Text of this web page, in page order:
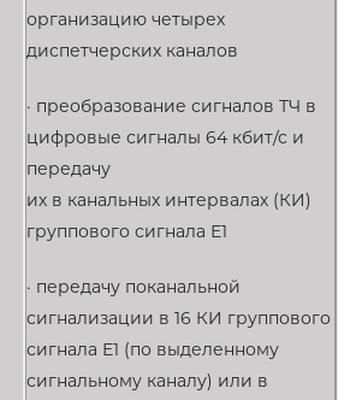
организацию четырех
диспетчерских каналов
· преобразование сигналов ТЧ в
цифровые сигналы 64 кбит/с и
передачу
их в канальных интервалах (КИ)
группового сигнала Е1
· передачу поканальной
сигнализации в 16 КИ группового
сигнала Е1 (по выделенному
сигнальному каналу) или в